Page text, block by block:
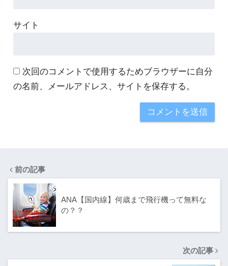
サイト
次回のコメントで使用するためブラウザーに自分
の名前、メールアドレス、サイトを保存する。
前の記事
ANA【国内線】何歳まで飛行機って無料な
の？？
次の記事